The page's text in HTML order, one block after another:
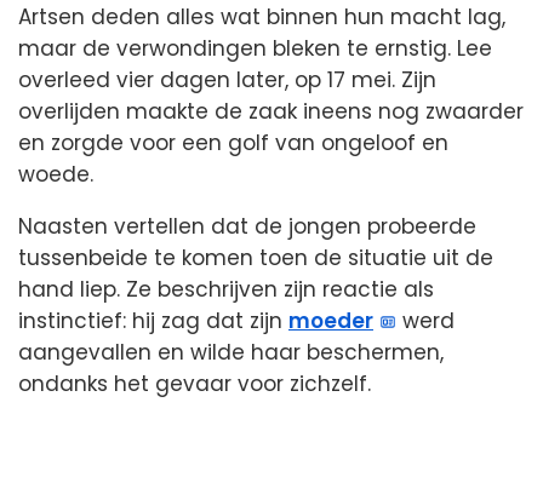
Artsen deden alles wat binnen hun macht lag,
maar de verwondingen bleken te ernstig. Lee
overleed vier dagen later, op 17 mei. Zijn
overlijden maakte de zaak ineens nog zwaarder
en zorgde voor een golf van ongeloof en
woede.
Naasten vertellen dat de jongen probeerde
tussenbeide te komen toen de situatie uit de
hand liep. Ze beschrijven zijn reactie als
instinctief: hij zag dat zijn moeder
werd
aangevallen en wilde haar beschermen,
ondanks het gevaar voor zichzelf.